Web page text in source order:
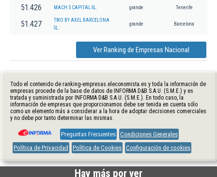
51.426 MACH 5 CAPITAL SL. grande Tenerife
51.427
TWO BY AXEL BARCELONA
SL.
grande Barcelona
Ver Ranking de Empresas Nacional
Todo el contenido de ranking-empresas.eleconomista.es y toda la información de
empresas procede de la base de datos de INFORMA D&B S.A.U. (S.M.E.) y es
tratada y suministrada por INFORMA D&B S.A.U. (S.M.E.). En todo caso, la
información de empresas que proporcionamos debe ser tenida en cuenta sólo
como un elemento más a considerar a la hora de adoptar decisiones comerciales
y no debe por tanto determinar las mismas.
Preguntas Frecuentes Condiciones Generales
Política de Privacidad
Política de Cookies Configuración de cookies
Hay más por ver